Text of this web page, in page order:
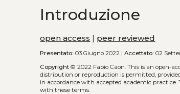
Introduzione
open access | peer reviewed
Presentato: 03 Giugno 2022 |Accettato: 02
Copyright © 2022 Fabio Caon.This is an open-
distribution or reproduction is permitted,
in accordance with accepted academic
with these terms.